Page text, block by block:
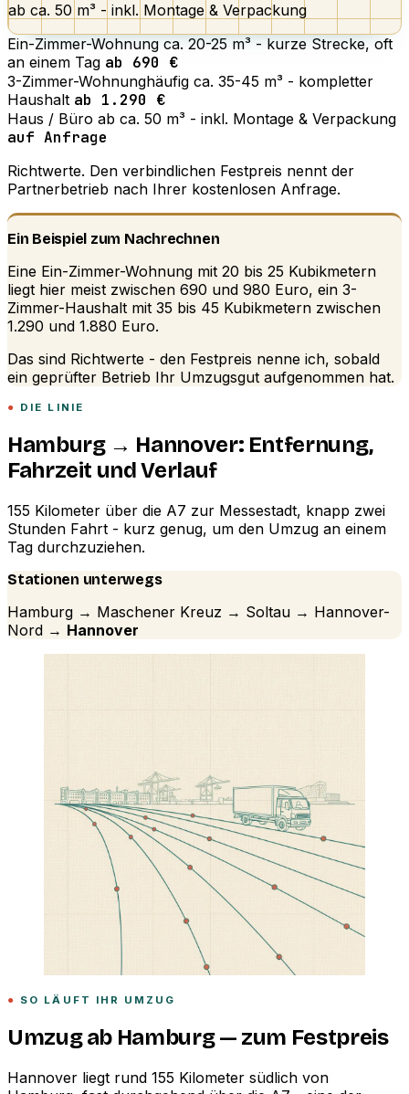
ab ca. 50 m³ - inkl. Montage & Verpackung
Ein-Zimmer-Wohnung ca. 20-25 m³ - kurze Strecke, oft
an einem Tag ab 690 €
3-Zimmer-Wohnunghäufig ca. 35-45 m³ - kompletter
Haushalt ab 1.290 €
Haus / Büro ab ca. 50 m³ - inkl. Montage & Verpackung
auf Anfrage
Richtwerte. Den verbindlichen Festpreis nennt der
Partnerbetrieb nach Ihrer kostenlosen Anfrage.
Ein Beispiel zum Nachrechnen
Eine Ein-Zimmer-Wohnung mit 20 bis 25 Kubikmetern
liegt hier meist zwischen 690 und 980 Euro, ein 3-
Zimmer-Haushalt mit 35 bis 45 Kubikmetern zwischen
1.290 und 1.880 Euro.
Das sind Richtwerte - den Festpreis nenne ich, sobald
ein geprüfter Betrieb Ihr Umzugsgut aufgenommen hat.
DIE LINIE
Hamburg → Hannover: Entfernung,
Fahrzeit und Verlauf
155 Kilometer über die A7 zur Messestadt, knapp zwei
Stunden Fahrt - kurz genug, um den Umzug an einem
Tag durchzuziehen.
Stationen unterwegs
Hamburg → Maschener Kreuz → Soltau → Hannover-
Nord → Hannover
SO LÄUFT IHR UMZUG
Umzug ab Hamburg — zum Festpreis
Hannover liegt rund 155 Kilometer südlich von